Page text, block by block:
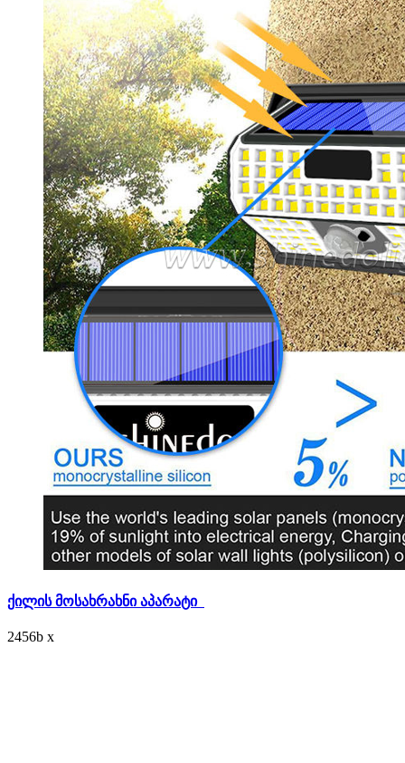
ქილის მოსახრახნი აპარატი
2456b x